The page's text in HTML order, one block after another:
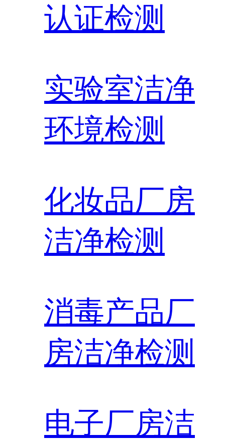
认证检测
实验室洁净
环境检测
化妆品厂房
洁净检测
消毒产品厂
房洁净检测
电子厂房洁